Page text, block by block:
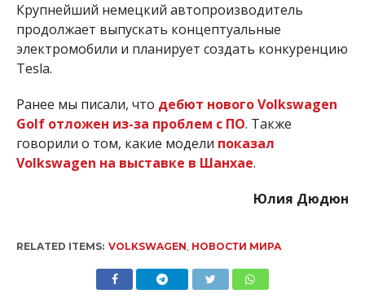
Крупнейший немецкий автопроизводитель
продолжает выпускать концептуальные
электромобили и планирует создать конкуренцию
Tesla.
Ранее мы писали, что дебют нового Volkswagen
Golf отложен из-за проблем с ПО. Также
говорили о том, какие модели показал
Volkswagen на выставке в Шанхае.
Юлия Дюдюн
RELATED ITEMS: VOLKSWAGEN, НОВОСТИ МИРА